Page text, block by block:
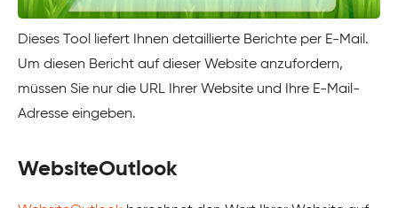
Dieses Tool liefert Ihnen detaillierte Berichte per E-Mail.
Um diesen Bericht auf dieser Website anzufordern,
müssen Sie nur die URL Ihrer Website und Ihre E-Mail-
Adresse eingeben.
WebsiteOutlook